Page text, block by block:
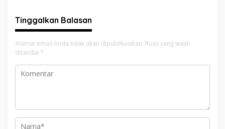
Tinggalkan Balasan
Alamat email Anda tidak akan dipublikasikan. Ruas yang wajib
ditandai *